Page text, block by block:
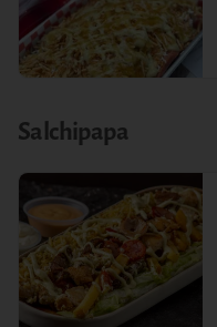
Salchipapa